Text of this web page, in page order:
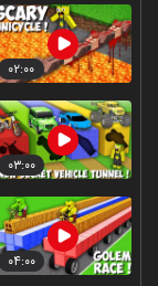
۰۲:۰۰
۰۳:۰۰
۰۴:۰۰